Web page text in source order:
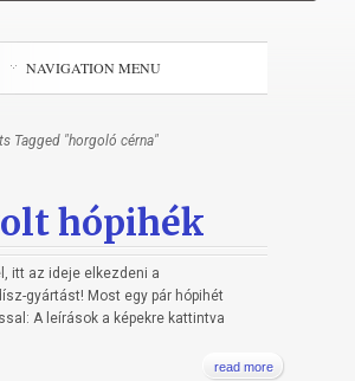
NAVIGATION MENU
Tagged "horgoló cérna"
hópihék
itt az ideje elkezdeni a
gyártást! Most egy pár hópihét
A leírások a képekre kattintva
read more